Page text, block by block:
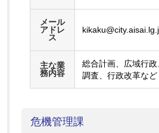
メール
アドレ
ス
主な業
務内容
総合計画、広域行
調査、行政改革な
危機管理課